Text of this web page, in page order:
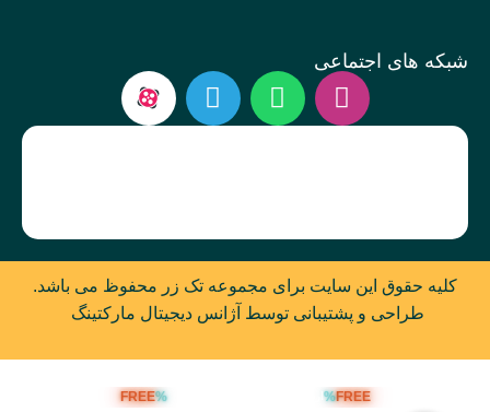
شبکه های اجتماعی
کلیه حقوق این سایت برای مجموعه تک زر محفوظ می باشد.
طراحی و پشتیبانی توسط آژانس دیجیتال مارکتینگ
FREE
%
%
FREE